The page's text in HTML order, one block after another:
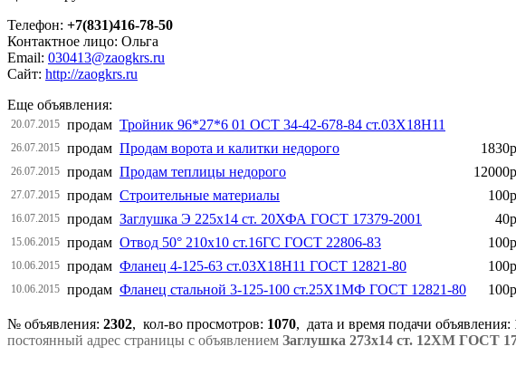
Телефон: +7(831)416-78-50
Контактное лицо: Ольга
Email: 030413@zaogkrs.ru
Сайт: http://zaogkrs.ru
Еще объявления:
20.07.2015 продам Тройник 96*27*6 01 ОСТ 34-42-678-84 ст.03Х18Н11
26.07.2015 продам Продам ворота и калитки недорого 1830р
26.07.2015 продам Продам теплицы недорого 12000р
27.07.2015 продам Строительные материалы 100р
16.07.2015 продам Заглушка Э 225х14 ст. 20ХФА ГОСТ 17379-2001 40р
15.06.2015 продам Отвод 50° 210х10 ст.16ГС ГОСТ 22806-83 100р
10.06.2015 продам Фланец 4-125-63 ст.03Х18Н11 ГОСТ 12821-80 100р
10.06.2015 продам Фланец стальной 3-125-100 ст.25Х1МФ ГОСТ 12821-80 100р
№ объявления: 2302, кол-во просмотров: 1070, дата и время подачи объявления:
постоянный адрес страницы с объявлением Заглушка 273х14 ст. 12ХМ ГОСТ